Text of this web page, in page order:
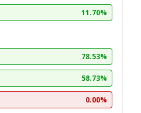
11.70%
78.53%
58.73%
0.00%